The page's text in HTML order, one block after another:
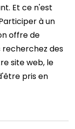
Et ce n'est
à un
offre de
recherchez des
site web, le
pris en